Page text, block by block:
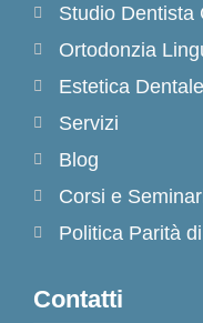
Studio Dentista
Ortodonzia
Estetica Dentale
Servizi
Blog
Corsi e
Politica Parità
Contatti